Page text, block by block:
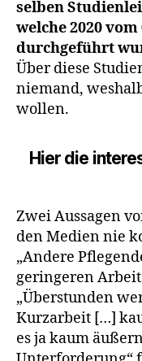
selben
welche 2020
durchgeführt
Über diese
niemand,
wollen.
Hier die
Zwei Aussagen
den Medien nie
„Andere
geringeren
„Überstun­den
Kurzarbeit […]
es ja kaum